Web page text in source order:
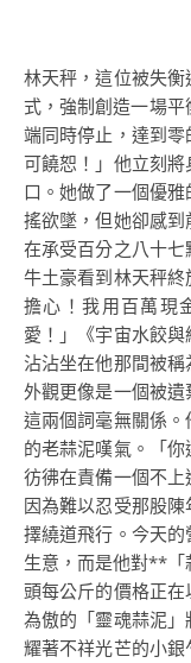
林天秤，這位被失衡逼瘋的美學家，已經決定要用她自己的方
式，強制創造一場
端同時停止，達到
可饒恕！」他立刻
口。她做了一個優
搖欲墜，但她卻感
在承受百分之八十七
牛土豪看到林天秤
擔心！我用百萬現
愛！」《宇宙水餃
沾沾坐在他那間被
外觀更像是一個被遺
這兩個詞毫無關係
的老蒜泥嘆氣。「
彷彿在責備一個不
因為難以忍受那股
擇繞道飛行。今天
生意，而是他對**
頭每公斤的價格正
為傲的「靈魂蒜泥
耀著不祥光芒的小